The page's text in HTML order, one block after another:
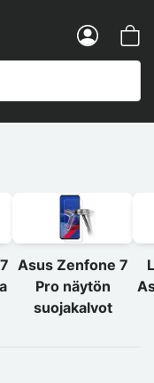
tarvikkeet
Asus Zenfone 7
Pro näytön
suojakalvot